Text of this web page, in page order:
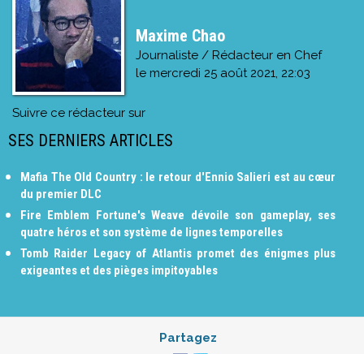
Maxime Chao
Journaliste / Rédacteur en Chef
le mercredi 25 août 2021, 22:03
Suivre ce rédacteur sur
SES DERNIERS ARTICLES
Mafia The Old Country : le retour d'Ennio Salieri est au cœur
du premier DLC
Fire Emblem Fortune's Weave dévoile son gameplay, ses
quatre héros et son système de lignes temporelles
Tomb Raider Legacy of Atlantis promet des énigmes plus
exigeantes et des pièges impitoyables
Partagez